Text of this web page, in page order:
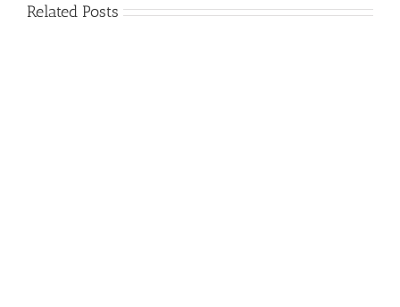
Related Posts